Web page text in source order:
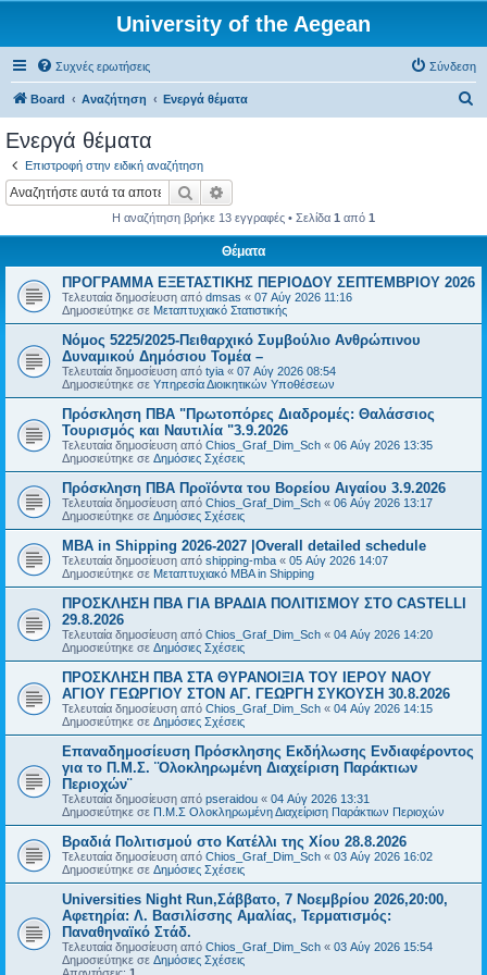
University of the Aegean
Συχνές ερωτήσεις Σύνδεση
Board Αναζήτηση Ενεργά θέματα
Ενεργά θέματα
Επιστροφή στην ειδική αναζήτηση
Αναζήτηση
Η αναζήτηση βρήκε 13 εγγραφές • Σελίδα 1 από 1
Θέματα
ΠΡΟΓΡΑΜΜΑ ΕΞΕΤΑΣΤΙΚΗΣ ΠΕΡΙΟΔΟΥ ΣΕΠΤΕΜΒΡΙΟΥ 2026
Τελευταία δημοσίευση από dmsas « 07 Αύγ 2026 11:16
Δημοσιεύτηκε σε Μεταπτυχιακό Στατιστικής
Νόμος 5225/2025-Πειθαρχικό Συμβούλιο Ανθρώπινου
Δυναμικού Δημόσιου Τομέα –
Τελευταία δημοσίευση από tyia « 07 Αύγ 2026 08:54
Δημοσιεύτηκε σε Υπηρεσία Διοικητικών Υποθέσεων
Πρόσκληση ΠΒΑ "Πρωτοπόρες Διαδρομές: Θαλάσσιος
Τουρισμός και Ναυτιλία "3.9.2026
Τελευταία δημοσίευση από Chios_Graf_Dim_Sch « 06 Αύγ 2026 13:35
Δημοσιεύτηκε σε Δημόσιες Σχέσεις
Πρόσκληση ΠΒΑ Προϊόντα του Βορείου Αιγαίου 3.9.2026
Τελευταία δημοσίευση από Chios_Graf_Dim_Sch « 06 Αύγ 2026 13:17
Δημοσιεύτηκε σε Δημόσιες Σχέσεις
MBA in Shipping 2026-2027 |Overall detailed schedule
Τελευταία δημοσίευση από shipping-mba « 05 Αύγ 2026 14:07
Δημοσιεύτηκε σε Μεταπτυχιακό MBA in Shipping
ΠΡΟΣΚΛΗΣΗ ΠΒΑ ΓΙΑ ΒΡΑΔΙΑ ΠΟΛΙΤΙΣΜΟΥ ΣΤΟ CASTELLI
29.8.2026
Τελευταία δημοσίευση από Chios_Graf_Dim_Sch « 04 Αύγ 2026 14:20
Δημοσιεύτηκε σε Δημόσιες Σχέσεις
ΠΡΟΣΚΛΗΣΗ ΠΒΑ ΣΤΑ ΘΥΡΑΝΟΙΞΙΑ ΤΟΥ ΙΕΡΟΥ ΝΑΟΥ
ΑΓΙΟΥ ΓΕΩΡΓΙΟΥ ΣΤΟΝ ΑΓ. ΓΕΩΡΓΗ ΣΥΚΟΥΣΗ 30.8.2026
Τελευταία δημοσίευση από Chios_Graf_Dim_Sch « 04 Αύγ 2026 14:15
Δημοσιεύτηκε σε Δημόσιες Σχέσεις
Επαναδημοσίευση Πρόσκλησης Εκδήλωσης Ενδιαφέροντος
για το Π.Μ.Σ. ¨Ολοκληρωμένη Διαχείριση Παράκτιων
Περιοχών¨
Τελευταία δημοσίευση από pseraidou « 04 Αύγ 2026 13:31
Δημοσιεύτηκε σε Π.Μ.Σ Ολοκληρωμένη Διαχείριση Παράκτιων Περιοχών
Βραδιά Πολιτισμού στο Κατέλλι της Χίου 28.8.2026
Τελευταία δημοσίευση από Chios_Graf_Dim_Sch « 03 Αύγ 2026 16:02
Δημοσιεύτηκε σε Δημόσιες Σχέσεις
Universities Night Run,Σάββατο, 7 Νοεμβρίου 2026,20:00,
Αφετηρία: Λ. Βασιλίσσης Αμαλίας, Τερματισμός:
Παναθηναϊκό Στάδ.
Τελευταία δημοσίευση από Chios_Graf_Dim_Sch « 03 Αύγ 2026 15:54
Δημοσιεύτηκε σε Δημόσιες Σχέσεις
Απαντήσεις: 1